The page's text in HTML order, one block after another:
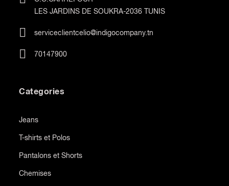
LES JARDINS DE SOUKRA-2036 TUNIS
serviceclientcelio@indigocompany.tn
70147900
Categories
Jeans
T-shirts et Polos
Pantalons et Shorts
Chemises